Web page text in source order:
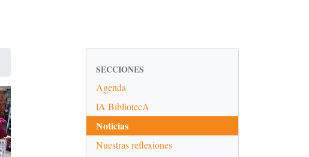
SECCIONES
Agenda
lA BibliotecA
Noticias
Nuestras reflexiones